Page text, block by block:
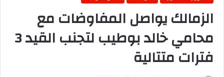
الزمالك يواصل المفاوضات مع
محامي خالد بوطيب لتجنب القيد 3
فترات متتالية